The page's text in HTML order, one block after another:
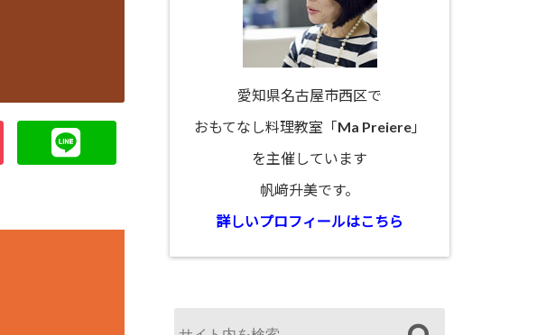
愛知県名古屋市西区で
おもてなし料理教室「Ma Preiere」
を主催しています
帆﨑升美です。
詳しいプロフィールはこちら